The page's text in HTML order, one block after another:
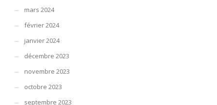
mars 2024
février 2024
janvier 2024
décembre 2023
novembre 2023
octobre 2023
septembre 2023